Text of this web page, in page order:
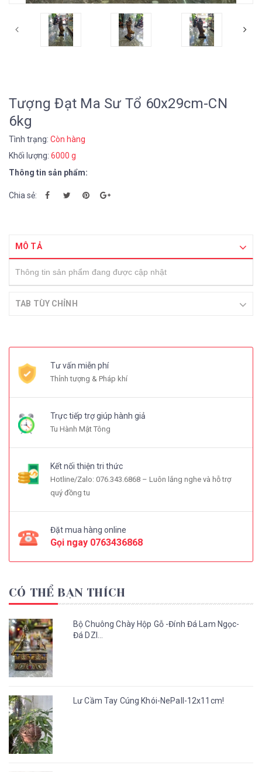
Tượng Đạt Ma Sư Tổ 60x29cm-CN
6kg
Tình trạng: Còn hàng
Khối lượng: 6000 g
Thông tin sản phẩm:
Chia sẻ:
MÔ TẢ
Thông tin sản phẩm đang được cập nhật
TAB TÙY CHỈNH
Tư vấn miễn phí
Thỉnh tượng & Pháp khí
Trực tiếp trợ giúp hành giả
Tu Hành Mật Tông
Kết nối thiện tri thức
Hotline/Zalo: 076.343.6868 – Luôn lắng nghe và hỗ trợ
quý đồng tu
Đặt mua hàng online
Gọi ngay 0763436868
CÓ THỂ BẠN THÍCH
Bộ Chuông Chày Hộp Gỗ -Đính Đá Lam Ngọc-
Đá DZI...
Lư Cầm Tay Cúng Khói-NePall-12x11cm!